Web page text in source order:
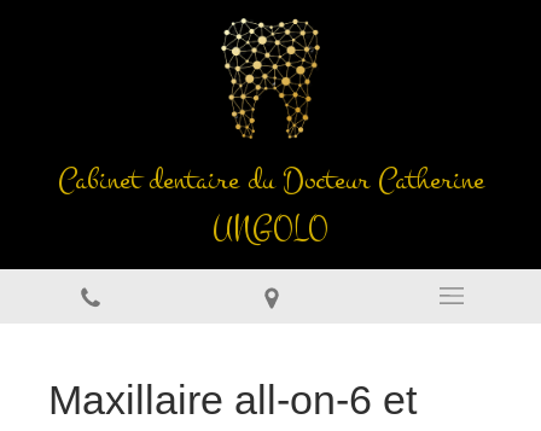
Cabinet dentaire du Docteur Catherine
UNGOLO
Maxillaire all-on-6 et